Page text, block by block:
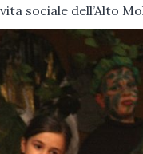
sociale dell’Alto